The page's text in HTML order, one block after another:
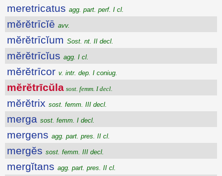
meretricatus agg. part. perf. I cl.
mĕrĕtrīcĭē avv.
mĕrĕtrīcĭum Sost. nt. II decl.
mĕrĕtrīcĭus agg. I cl.
mĕrĕtrīcor v. intr. dep. I coniug.
mĕrĕtrīcŭla sost. femm. I decl.
mĕrĕtrix sost. femm. III decl.
merga sost. femm. I decl.
mergens agg. part. pres. II cl.
mergĕs sost. femm. III decl.
mergĭtans agg. part. pres. II cl.